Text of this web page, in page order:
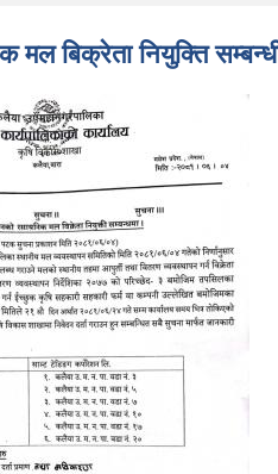
मल बिक्रेता नियुक्ति